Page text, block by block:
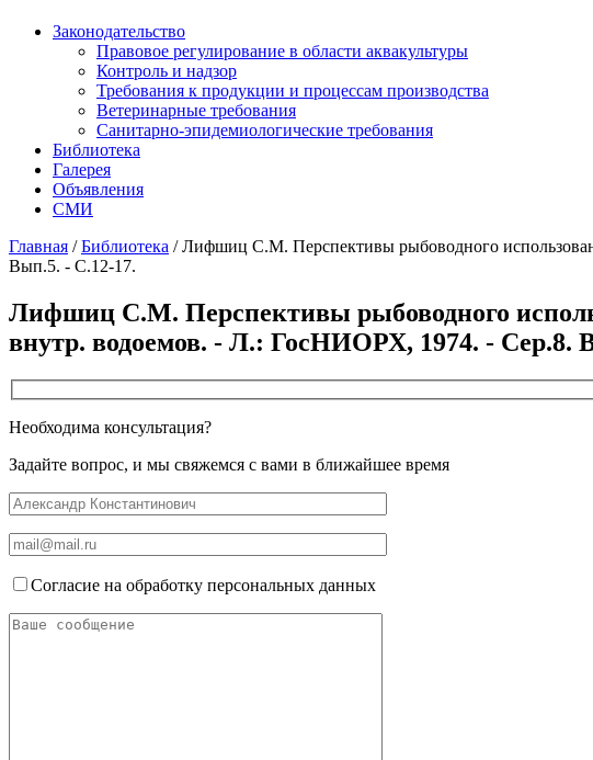
Законодательство
Правовое регулирование в области аквакультуры
Контроль и надзор
Требования к продукции и процессам производства
Ветеринарные требования
Санитарно-эпидемиологические требования
Библиотека
Галерея
Объявления
СМИ
Главная /Библиотека /Лифшиц С.М. Перспективы рыбоводного
Вып.5. - С.12-17.
Лифшиц С.М. Перспективы рыбоводного
внутр. водоемов. - Л.: ГосНИОРХ, 1974. - Сер.8.
Необходима консультация?
Задайте вопрос, и мы свяжемся с вами в ближайшее время
Согласие на обработку персональных данных